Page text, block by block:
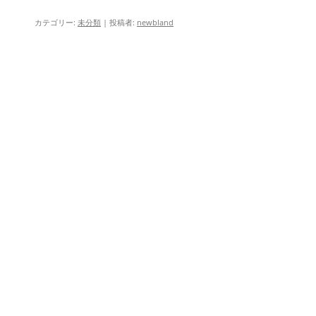
カテゴリー: 未分類 | 投稿者: newbland